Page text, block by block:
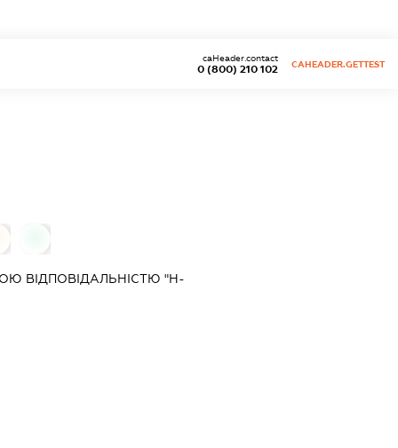
0 (800) 210 102
caHeader.contact
CAHEADER.GETTEST
ВІДПОВІДАЛЬНІСТЮ "Н-